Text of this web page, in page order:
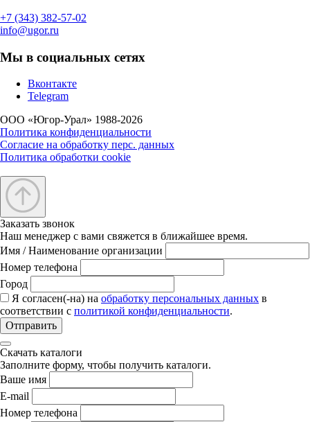
+7 (343) 382-57-02
info@ugor.ru
Мы в социальных сетях
Вконтакте
Telegram
ООО «Югор-Урал» 1988-2026
Политика конфиденциальности
Согласие на обработку перс. данных
Политика обработки cookie
Заказать звонок
Наш менеджер с вами свяжется в ближайшее время.
Имя / Наименование организации
Номер телефона
Город
Я согласен(-на) на обработку персональных данных в
соответствии с политикой конфиденциальности.
Отправить
Скачать каталоги
Заполните форму, чтобы получить каталоги.
Ваше имя
E-mail
Номер телефона